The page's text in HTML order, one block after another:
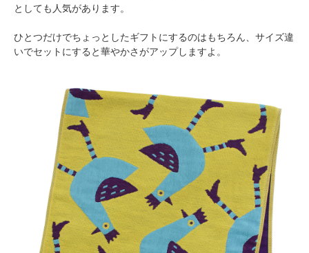
としても人気があります。
ひとつだけでちょっとしたギフトにするのはもちろん、サイズ違
いでセットにすると華やかさがアップしますよ。